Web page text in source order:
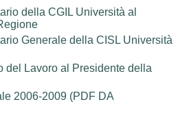
della CGIL Università al
Generale della CISL Università
del Lavoro al Presidente della
2006-2009 (PDF DA